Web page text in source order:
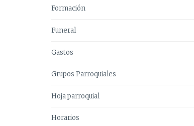
Formación
Funeral
Gastos
Grupos Parroquiales
Hoja parroquial
Horarios